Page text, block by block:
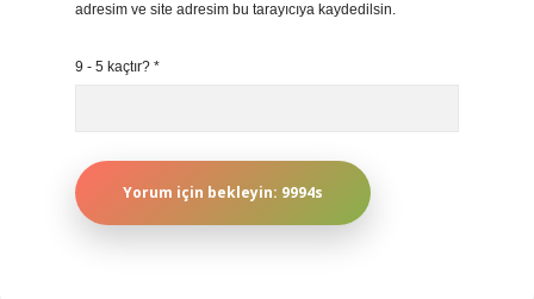
adresim ve site adresim bu tarayıcıya kaydedilsin.
9 - 5 kaçtır? *